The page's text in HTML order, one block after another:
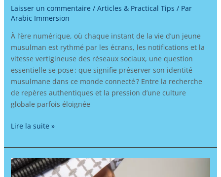
Laisser un commentaire / Articles & Practical Tips / Par
Arabic Immersion
À l’ère numérique, où chaque instant de la vie d’un jeune
musulman est rythmé par les écrans, les notifications et la
vitesse vertigineuse des réseaux sociaux, une question
essentielle se pose : que signifie préserver son identité
musulmane dans ce monde connecté ? Entre la recherche
de repères authentiques et la pression d’une culture
globale parfois éloignée
Lire la suite »
Apprendre
l’arabe